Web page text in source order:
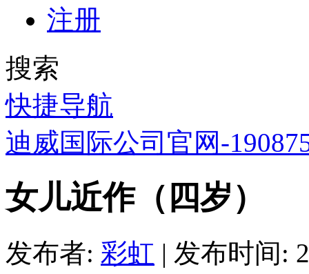
注册
搜索
快捷导航
迪威国际公司官网-
女儿近作（四岁）
发布者: 彩虹 | 发布时间: